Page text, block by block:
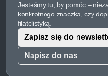
Jesteśmy tu, by pomóc –
konkretnego znaczka, czy
filatelistyką.
Napisz do nas
Zapisz się do